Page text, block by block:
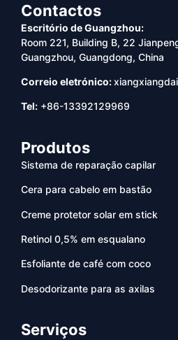
Contactos
Escritório de Guangzhou:
Room 221, Building B, 22
Guangzhou, Guangdong, China
Correio eletrónico:
Tel: +86-13392129969
Produtos
Sistema de reparação capilar
Cera para cabelo em bastão
Creme protetor solar em stick
Retinol 0,5% em esqualano
Esfoliante de café com coco
Desodorizante para as axilas
Serviços